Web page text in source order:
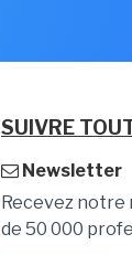
SUIVRE
Newsletter
Recevez notre
de 50 000